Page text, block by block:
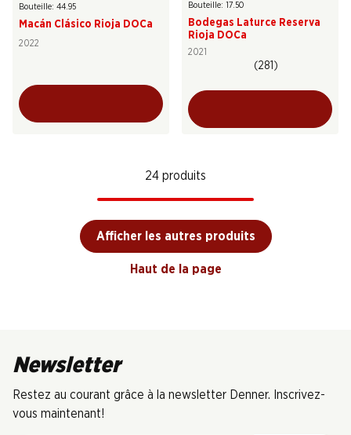
Bouteille: 44.95
Macán Clásico Rioja DOCa
2022
Bouteille: 17.50
Bodegas Laturce Reserva
Rioja DOCa
2021
(281)
24 produits
Afficher les autres produits
Haut de la page
Newsletter
Restez au courant grâce à la newsletter Denner. Inscrivez-
vous maintenant!